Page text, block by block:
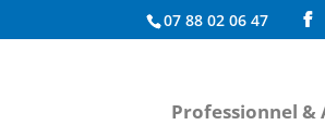
07 88 02 06 47
Professionnel &